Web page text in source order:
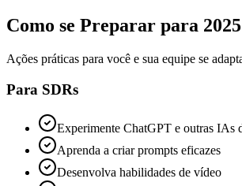
Como se Preparar para 2025
Ações práticas para você e sua equipe se
Para SDRs
Experimente ChatGPT e outras IAs
Aprenda a criar prompts eficazes
Desenvolva habilidades de vídeo